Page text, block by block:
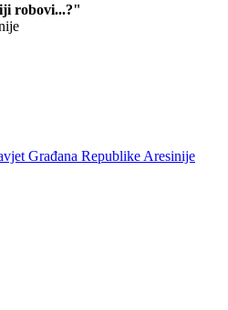
iji robovi...?"